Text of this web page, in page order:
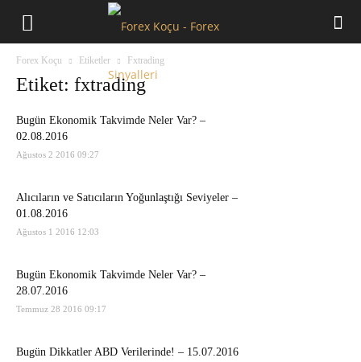
Forex Koçu Etiketler Fxtrading
Etiket: fxtrading
Bugün Ekonomik Takvimde Neler Var? –
02.08.2016
Ağustos 2 2016 09:27
Alıcıların ve Satıcıların Yoğunlaştığı Seviyeler –
01.08.2016
Ağustos 1 2016 12:03
Bugün Ekonomik Takvimde Neler Var? –
28.07.2016
Temmuz 28 2016 09:17
Bugün Dikkatler ABD Verilerinde! – 15.07.2016